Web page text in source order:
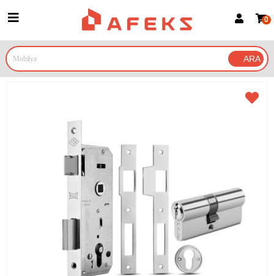
Google İle Bağlan
0